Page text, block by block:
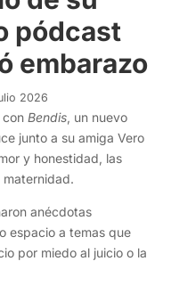
pódcast
embarazo
2026
con Bendis, un nuevo
junto a su amiga Vero
y honestidad, las
anécdotas
espacio a temas que
por miedo al juicio o la